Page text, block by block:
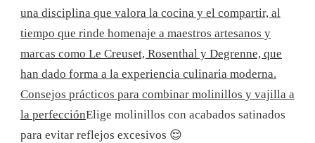
una disciplina que valora la cocina y el compartir, al
tiempo que rinde homenaje a maestros artesanos y
marcas como Le Creuset, Rosenthal y Degrenne, que
han dado forma a la experiencia culinaria moderna.
Consejos prácticos para combinar molinillos y vajilla a
la perfecciónElige molinillos con acabados satinados
para evitar reflejos excesivos 😌